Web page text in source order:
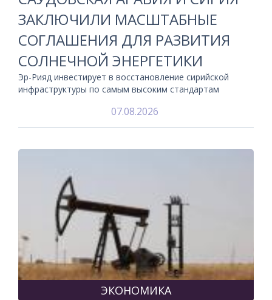
ЗАКЛЮЧИЛИ МАСШТАБНЫЕ
СОГЛАШЕНИЯ ДЛЯ РАЗВИТИЯ
СОЛНЕЧНОЙ ЭНЕРГЕТИКИ
Эр-Рияд инвестирует в восстановление сирийской
инфраструктуры по самым высоким стандартам
07.08.2026
ЭКОНОМИКА